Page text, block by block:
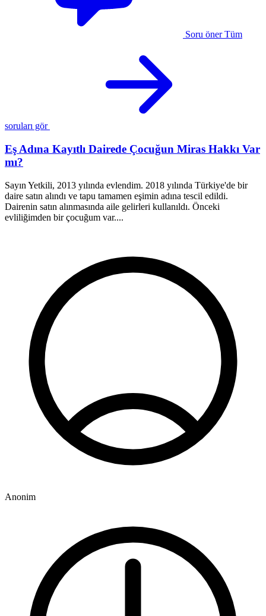
Soru öner Tüm
soruları gör
Eş Adına Kayıtlı Dairede Çocuğun Miras Hakkı Var
mı?
Sayın Yetkili, 2013 yılında evlendim. 2018 yılında Türkiye'de bir
daire satın alındı ve tapu tamamen eşimin adına tescil edildi.
Dairenin satın alınmasında aile gelirleri kullanıldı. Önceki
evliliğimden bir çocuğum var....
Anonim